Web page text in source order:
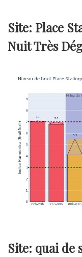
Site: Place
Nuit Très
Site: quai de